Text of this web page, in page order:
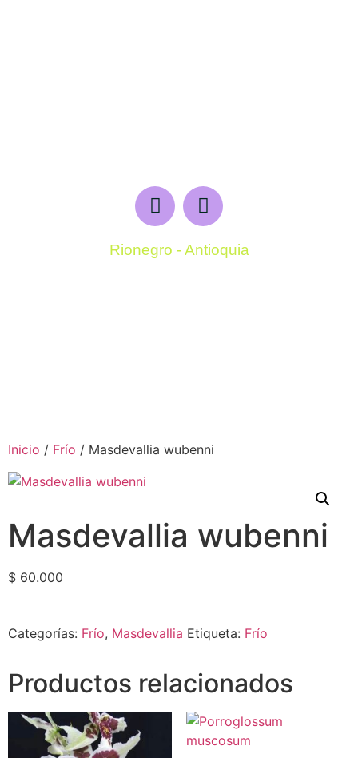
Rionegro - Antioquia
Inicio / Frío / Masdevallia wubenni
Masdevallia wubenni
$ 60.000
Categorías: Frío, Masdevallia Etiqueta: Frío
Productos relacionados